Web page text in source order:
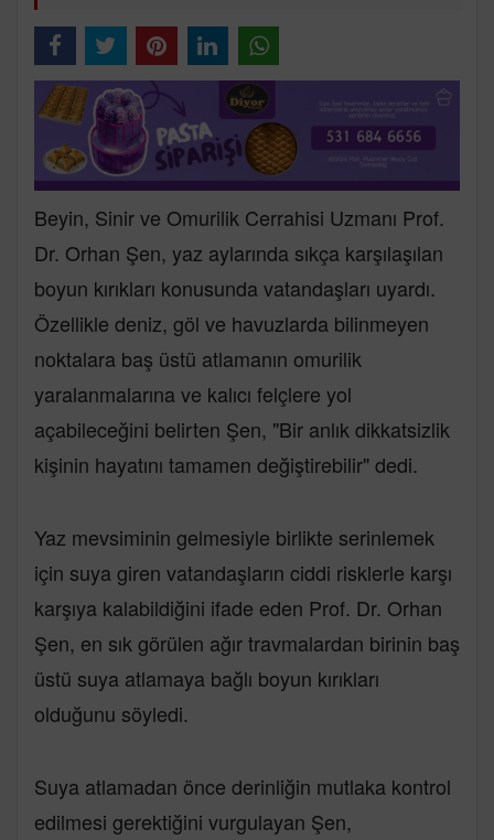
Beyin, Sinir ve Omurilik Cerrahisi Uzmanı Prof.
Dr. Orhan Şen, yaz aylarında sıkça karşılaşılan
boyun kırıkları konusunda vatandaşları uyardı.
Özellikle deniz, göl ve havuzlarda bilinmeyen
noktalara baş üstü atlamanın omurilik
yaralanmalarına ve kalıcı felçlere yol
açabileceğini belirten Şen, "Bir anlık dikkatsizlik
kişinin hayatını tamamen değiştirebilir" dedi.
Yaz mevsiminin gelmesiyle birlikte serinlemek
için suya giren vatandaşların ciddi risklerle karşı
karşıya kalabildiğini ifade eden Prof. Dr. Orhan
Şen, en sık görülen ağır travmalardan birinin baş
üstü suya atlamaya bağlı boyun kırıkları
olduğunu söyledi.
Suya atlamadan önce derinliğin mutlaka kontrol
edilmesi gerektiğini vurgulayan Şen,